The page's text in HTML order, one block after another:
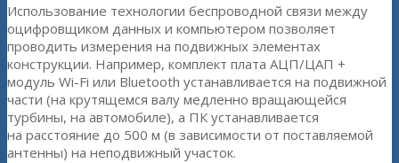
Использование технологии беспроводной связи между
оцифровщиком данных и компьютером позволяет
проводить измерения на подвижных элементах
конструкции. Например, комплект плата АЦП/ЦАП +
модуль Wi-Fi или Bluetooth устанавливается на подвижной
части (на крутящемся валу медленно вращающейся
турбины, на автомобиле), а ПК устанавливается
на расстояние до 500 м (в зависимости от поставляемой
антенны) на неподвижный участок.